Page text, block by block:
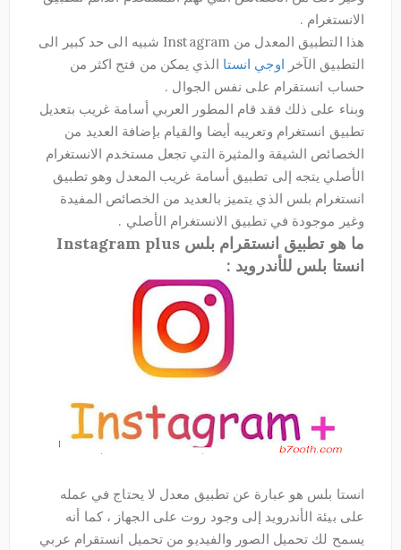
الانستغرام .
هذا التطبيق المعدل من Instagram شبيه الى حد كبير الى
التطبيق الآخر اوجي انستا الذي يمكن من فتح اكثر من
حساب انستقرام على نفس الجوال .
وبناء على ذلك فقد قام المطور العربي أسامة غريب بتعديل
تطبيق انستغرام وتعريبه أيضا والقيام بإضافة العديد من
الخصائص الشيقة والمثيرة التي تجعل مستخدم الانستغرام
الأصلي يتجه إلى تطبيق أسامة غريب المعدل وهو تطبيق
انستغرام بلس الذي يتميز بالعديد من الخصائص المفيدة
وغير موجودة في تطبيق الانستغرام الأصلي .
ما هو تطبيق انستقرام بلس Instagram plus
انستا بلس للأندرويد :
انستا بلس هو عبارة عن تطبيق معدل لا يحتاج في عمله
على بيئة الأندرويد إلى وجود روت على الجهاز ، كما أنه
يسمح لك تحميل الصور والفيديو من تحميل انستقرام عربي